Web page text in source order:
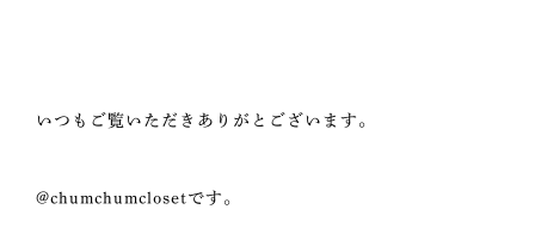
いつもご覧いただきありがとございます。
@chumchumclosetです。